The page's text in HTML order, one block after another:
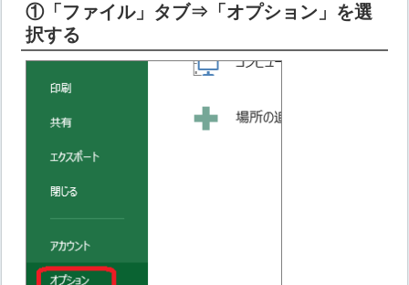
①「ファイル」タブ⇒「オプション」を選
択する